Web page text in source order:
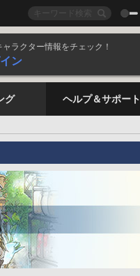
ャラクター情報をチェック！
ン
グ ヘルプ＆サポート